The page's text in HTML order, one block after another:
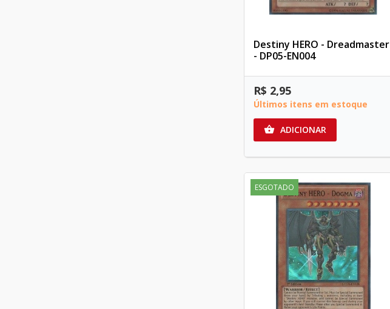
Destiny HERO - Dreadmaster
- DP05-EN004
R$ 2,95
Últimos itens em estoque
 ADICIONAR
ESGOTADO